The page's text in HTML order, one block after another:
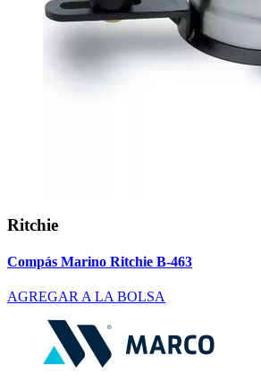
Ritchie
Compás Marino Ritchie B-463
AGREGAR A LA BOLSA